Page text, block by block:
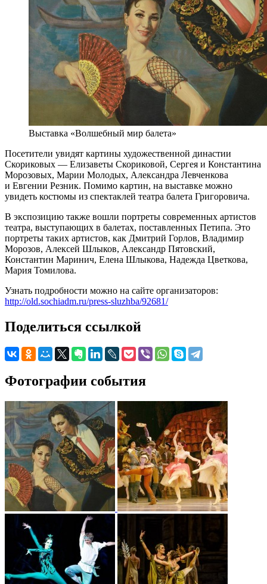
Выставка «Волшебный мир балета»
Посетители увидят картины художественной династии
Скориковых — Елизаветы Скориковой, Сергея и Константина
Морозовых, Марии Молодых, Александра Левченкова
и Евгении Резник. Помимо картин, на выставке можно
увидеть костюмы из спектаклей театра балета Григоровича.
В экспозицию также вошли портреты современных артистов
театра, выступающих в балетах, поставленных Петипа. Это
портреты таких артистов, как Дмитрий Горлов, Владимир
Морозов, Алексей Шлыков, Александр Пятовский,
Константин Маринич, Елена Шлыкова, Надежда Цветкова,
Мария Томилова.
Узнать подробности можно на сайте организаторов:
http://old.sochiadm.ru/press-sluzhba/92681/
Поделиться ссылкой
Фотографии события